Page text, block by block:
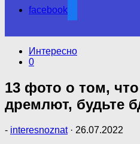
facebook
Интересно
0
13 фото о том,
дремлют, будьте
- interesnoznat · 26.07.2022